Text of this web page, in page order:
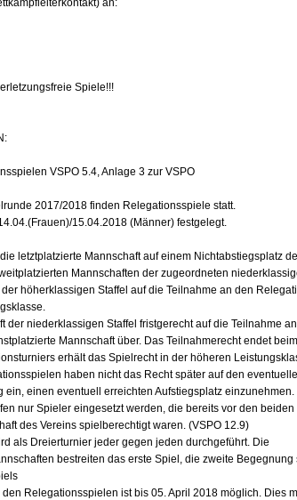
an:
Spiele!!!
VSPO 5.4, Anlage 3 zur VSPO
2017/2018 finden Relegationsspiele statt.
15.04.2018 (Männer) festgelegt.
letztplatzierte Mannschaft auf einem Nichtabstiegsplatz
Mannschaften der zugeordneten
der höherklassigen Staffel auf die Teilnahme an den
der niederklassigen Staffel fristgerecht auf die Teilnahme
Mannschaft über. Das Teilnahmerecht endet
erhält das Spielrecht in der höheren
haben nicht das Recht später auf den
ein, einen eventuell erreichten Aufstiegsplatz einzunehmen.
nur Spieler eingesetzt werden, die bereits vor den
des Vereins spielberechtigt waren. (VSPO 12.9)
als Dreierturnier jeder gegen jeden durchgeführt. Die
bestreiten das erste Spiel, die zweite
den Relegationsspielen ist bis 05. April 2018 möglich. Dies